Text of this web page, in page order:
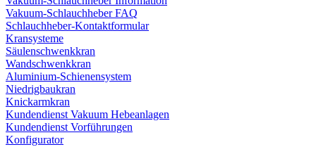
Vakuum-Schlauchheber FAQ
Schlauchheber-Kontaktformular
Kransysteme
Säulenschwenkkran
Wandschwenkkran
Aluminium-Schienensystem
Niedrigbaukran
Knickarmkran
Kundendienst Vakuum Hebeanlagen
Kundendienst Vorführungen
Konfigurator